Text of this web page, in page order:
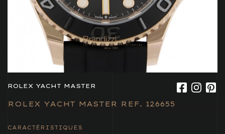
ROLEX YACHT MASTER
ROLEX YACHT MASTER REF. 126655
CARACTÉRISTIQUES